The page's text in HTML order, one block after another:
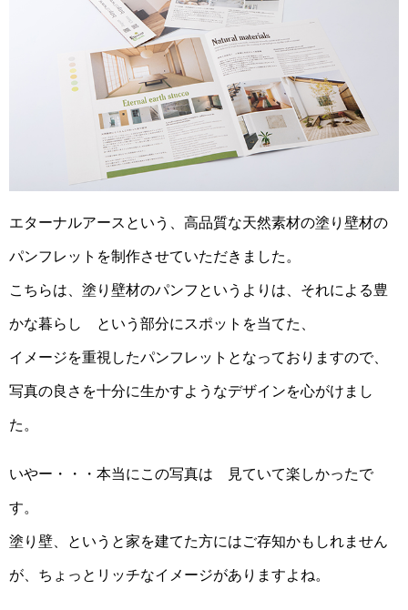
エターナルアースという、高品質な天然素材の塗り壁材の
パンフレットを制作させていただきました。
こちらは、塗り壁材のパンフというよりは、それによる豊
かな暮らし という部分にスポットを当てた、
イメージを重視したパンフレットとなっておりますので、
写真の良さを十分に生かすようなデザインを心がけまし
た。
いやー・・・本当にこの写真は 見ていて楽しかったで
す。
塗り壁、というと家を建てた方にはご存知かもしれません
が、ちょっとリッチなイメージがありますよね。